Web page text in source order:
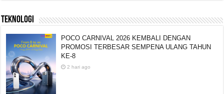
TEKNOLOGI
POCO CARNIVAL 2026 KEMBALI DENGAN
PROMOSI TERBESAR SEMPENA ULANG TAHUN
KE-8
2 hari ago